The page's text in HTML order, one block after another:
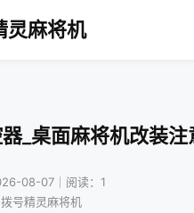
灵麻将机
_桌面麻将机改装
08-07｜阅读：1
号精灵麻将机